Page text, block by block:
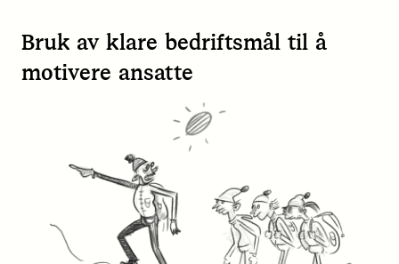
Bruk av klare bedriftsmål til å
motivere ansatte